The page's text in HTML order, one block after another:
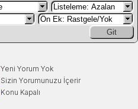
Git
Yeni Yorum Yok
Sizin Yorumunuzu İçerir
Konu Kapalı